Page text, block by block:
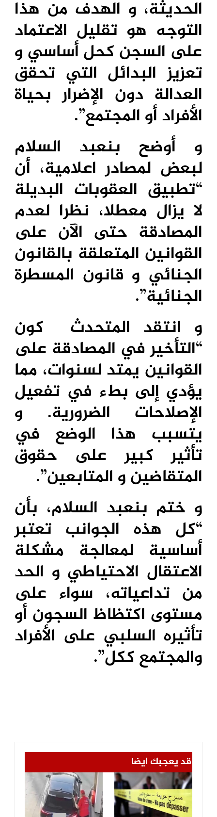
الحديثة، و الهدف من هذا
التوجه هو تقليل الاعتماد
على السجن كحل أساسي و
تعزيز البدائل التي تحقق
العدالة دون الإضرار بحياة
الأفراد أو المجتمع”.
و أوضح بنعبد السلام
لبعض لمصادر اعلامية، أن
“تطبيق العقوبات البديلة
لا يزال معطلا، نظرا لعدم
المصادقة حتى الآن على
القوانين المتعلقة بالقانون
الجنائي و قانون المسطرة
الجنائية”.
و انتقد المتحدث كون
“التأخير في المصادقة على
القوانين يمتد لسنوات، مما
يؤدي إلى بطء في تفعيل
الإصلاحات الضرورية. و
يتسبب هذا الوضع في
تأثير كبير على حقوق
المتقاضين و المتابعين”.
و ختم بنعبد السلام، بأن
“كل هذه الجوانب تعتبر
أساسية لمعالجة مشكلة
الاعتقال الاحتياطي و الحد
من تداعياته، سواء على
مستوى اكتظاظ السجون أو
تأثيره السلبي على الأفراد
والمجتمع ككل”.
قد يعجبك ايضا